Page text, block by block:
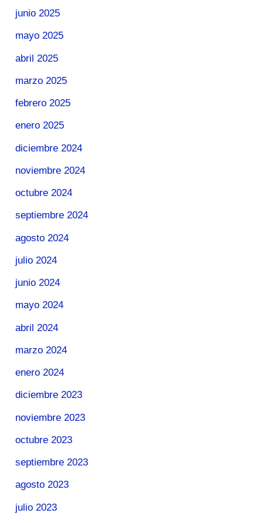
junio 2025
mayo 2025
abril 2025
marzo 2025
febrero 2025
enero 2025
diciembre 2024
noviembre 2024
octubre 2024
septiembre 2024
agosto 2024
julio 2024
junio 2024
mayo 2024
abril 2024
marzo 2024
enero 2024
diciembre 2023
noviembre 2023
octubre 2023
septiembre 2023
agosto 2023
julio 2023